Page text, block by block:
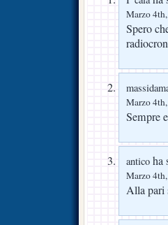
Marzo
Spero
Marzo
Sempre
antico ha
Marzo
Alla pari